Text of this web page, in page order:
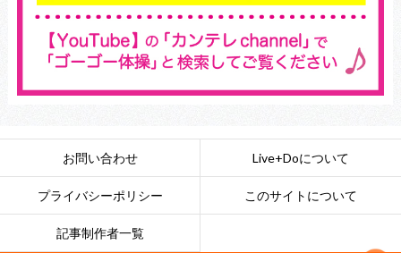
お問い合わせ Live+Doについて
プライバシーポリシー このサイトについて
記事制作者一覧